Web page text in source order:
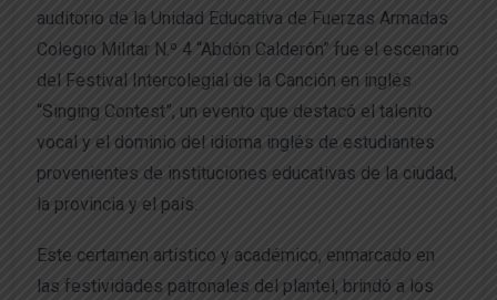
auditorio de la Unidad Educativa de Fuerzas Armadas
Colegio Militar N.º 4 “Abdón Calderón” fue el escenario
del Festival Intercolegial de la Canción en inglés
“Singing Contest”, un evento que destacó el talento
vocal y el dominio del idioma inglés de estudiantes
provenientes de instituciones educativas de la ciudad,
la provincia y el país.
Este certamen artístico y académico, enmarcado en
las festividades patronales del plantel, brindó a los